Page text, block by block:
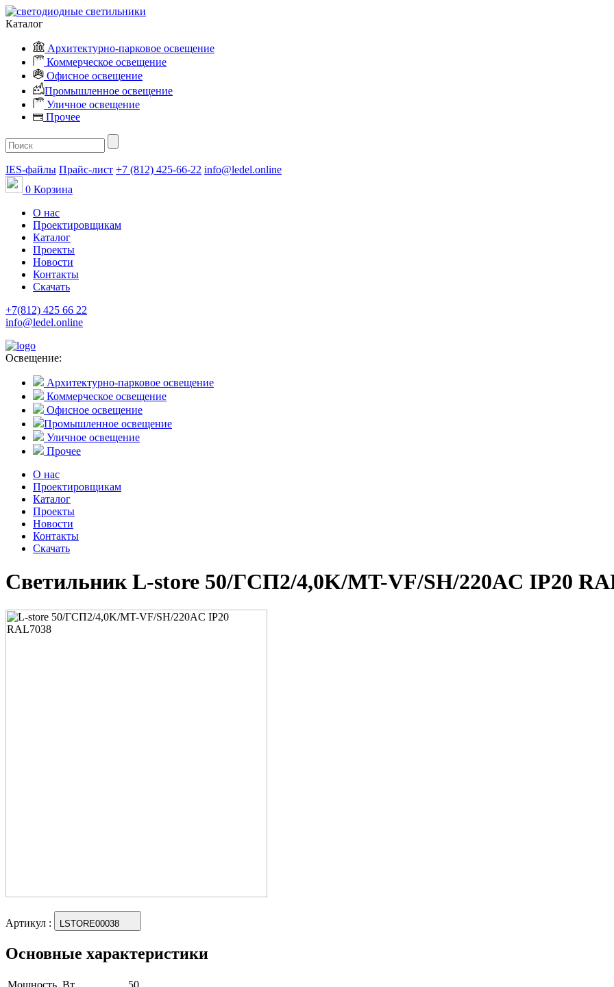
Каталог
Архитектурно-парковое освещение
Коммерческое освещение
Офисное освещение
Промышленное освещение
Уличное освещение
Прочее
IES-файлы Прайс-лист +7 (812) 425-66-22 info@ledel.online
0 Корзина
О нас
Проектировщикам
Каталог
Проекты
Новости
Контакты
Скачать
+7(812) 425 66 22
info@ledel.online
Освещение:
Архитектурно-парковое освещение
Коммерческое освещение
Офисное освещение
Промышленное освещение
Уличное освещение
Прочее
О нас
Проектировщикам
Каталог
Проекты
Новости
Контакты
Скачать
Светильник L-store 50/ГСП2/4,0K/MT-VF/SH/220AC IP20
Артикул : LSTORE00038
Основные характеристики
Мощность, Вт
50